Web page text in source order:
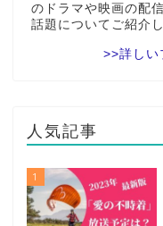
のドラマや映画の配
話題についてご紹介
>>詳しい
人気記事
1